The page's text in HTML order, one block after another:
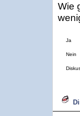
Wie
Ja
Nein